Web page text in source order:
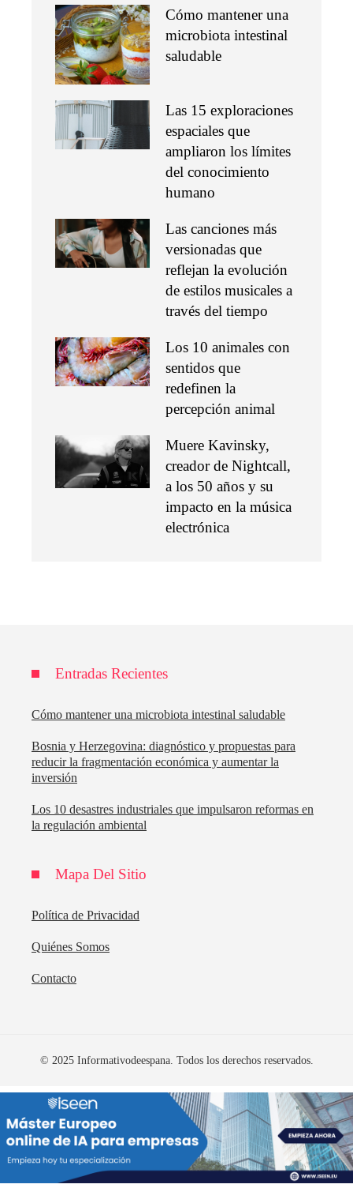
Cómo mantener una
microbiota intestinal
saludable
Las 15 exploraciones
espaciales que
ampliaron los límites
del conocimiento
humano
Las canciones más
versionadas que
reflejan la evolución
de estilos musicales a
través del tiempo
Los 10 animales con
sentidos que
redefinen la
percepción animal
Muere Kavinsky,
creador de Nightcall,
a los 50 años y su
impacto en la música
electrónica
Entradas Recientes
Cómo mantener una microbiota intestinal saludable
Bosnia y Herzegovina: diagnóstico y propuestas para
reducir la fragmentación económica y aumentar la
inversión
Los 10 desastres industriales que impulsaron reformas en
la regulación ambiental
Mapa Del Sitio
Política de Privacidad
Quiénes Somos
Contacto
© 2025 Informativodeespana. Todos los derechos reservados.